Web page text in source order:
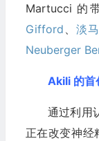
Martucci 的
Gifford 、 淡
Neuberger
Akili 的首
通过利用
正在改变神